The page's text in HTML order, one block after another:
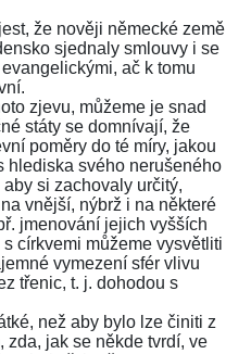
že nověji německé země
sjednaly smlouvy i se
ač k tomu
zjevu, můžeme je snad
státy se domnívají, že
poměry do té míry, jakou
hlediska svého nerušeného
si zachovaly určitý,
vnější, nýbrž i na některé
jmenování jejich vyšších
církvemi můžeme vysvětliti
vymezení sfér vlivu
třenic, t. j. dohodou s
než aby bylo lze činiti z
zda, jak se někde tvrdí, ve